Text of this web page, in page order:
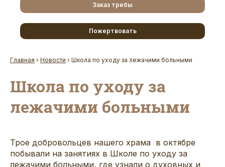
Заказ требы
Пожертвовать
Главная › Новости › Школа по уходу за лежачими больными
Школа по уходу за
лежачими больными
Трое добровольцев нашего храма в октябре
побывали на занятиях в Школе по уходу за
лежачими больными, где узнали о духовных и